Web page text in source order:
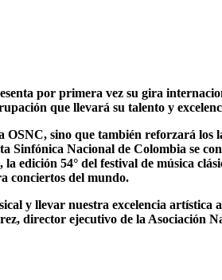
por primera vez su gira
que llevará su talento y
sino que también reforzará
Nacional de Colombia se
la edición 54° del festival de música
conciertos del mundo.
y llevar nuestra excelencia artística
director ejecutivo de la Asociación